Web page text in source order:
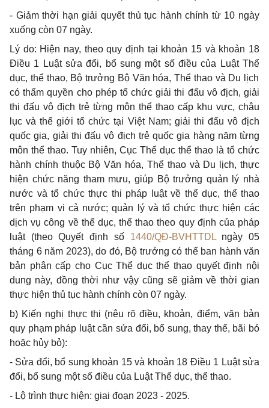
- Giảm thời hạn giải quyết thủ tục hành chính từ 10 ngày
xuống còn 07 ngày.
Lý do: Hiện nay, theo quy định tại khoản 15 và khoản 18
Điều 1 Luật sửađổi, bổsung một số điều của Luật Thể
dục, thểthao, Bộ trưởng Bộ Văn hóa, Thể thao và Du lịch
có thẩm quyền cho phép tổchức giải thi đấu vô địch, giải
thi đấu vô địch trẻ từng môn thể thao cấp khu vực, châu
lục và thế giới tổ chức tại Việt Nam; giải thi đấu vô địch
quốc gia, giải thi đấu vô địch trẻ quốc gia hàng năm từng
môn thể thao. Tuy nhiên, Cục Thể dục thể thao là tổ chức
hành chính thuộc Bộ Văn hóa, Thể thao và Du lịch, thực
hiện chức năng tham mưu, giúp Bộ trưởng quản lý nhà
nước và tổ chức thực thi pháp luật về thể dục, thể thao
trên phạm vi cả nước; quản lý và tổ chức thực hiện các
dịch vụ công về thể dục, thể thao theo quy định của pháp
luật (theo Quyết định số 1440/QĐ-BVHTTDLngày 05
tháng 6 năm 2023), do đó, Bộ trưởng có thểban hành văn
bản phân cấp cho Cục Thể dục thể thao quyết định nội
dung này, đồng thời như vậy cũng sẽ giảm về thời gian
thực hiện thủ tục hành chính còn 07 ngày.
b) Kiến nghị thực thi (nêu rõ điều, khoản, điểm, văn bản
quy phạm pháp luật cần sửa đổi, bổ sung, thay thế, bãi bỏ
hoặc hủy bỏ):
- Sửa đổi, bổ sung khoản 15 và khoản 18 Điều 1 Luật sửa
đổi, bổ sung một số điều của Luật Thể dục, thể thao.
- Lộ trình thực hiện: giai đoạn 2023 - 2025.